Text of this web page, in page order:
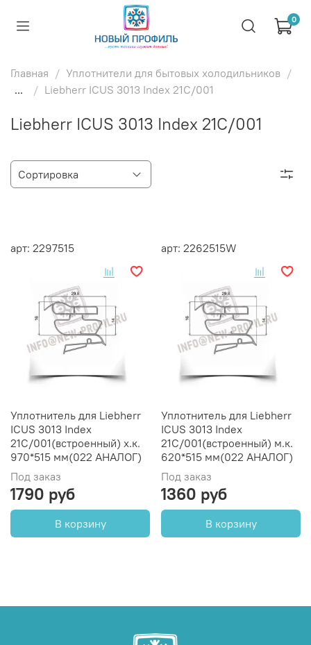
0
Главная
Уплотнители для бытовых холодильников
...
Liebherr ICUS 3013 Index 21C/001
Liebherr ICUS 3013 Index 21C/001
арт: 2297515
Уплотнитель для Liebherr
ICUS 3013 Index
21C/001(встроенный) х.к.
970*515 мм(022 АНАЛОГ)
Под заказ
1790 руб
В корзину
арт: 2262515W
Уплотнитель для Liebherr
ICUS 3013 Index
21C/001(встроенный) м.к.
620*515 мм(022 АНАЛОГ)
Под заказ
1360 руб
В корзину